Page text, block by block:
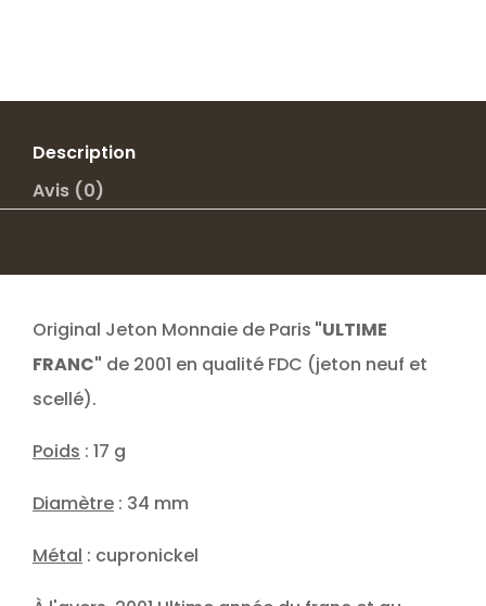
Description
Avis (0)
Original Jeton Monnaie de Paris "ULTIME
FRANC" de 2001 en qualité FDC (jeton neuf et
scellé).
Poids : 17 g
Diamètre : 34 mm
Métal : cupronickel